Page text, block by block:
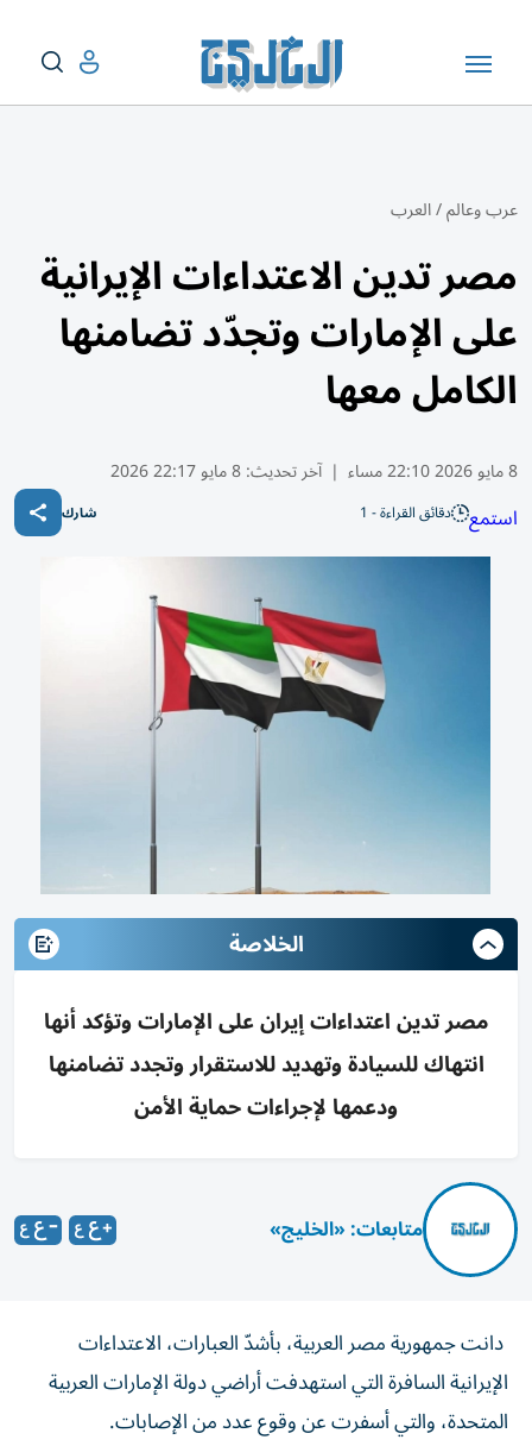
عرب وعالم/العرب
مصر تدين الاعتداءات الإيرانية
على الإمارات وتجدّد تضامنها
الكامل معها
8 مايو 2026 22:10 مساء | آخر تحديث:8 مايو 22:17 2026
استمع دقائق القراءة - 1 شارك
الخلاصة
مصر تدين اعتداءات إيران على الإمارات وتؤكد أنها
انتهاك للسيادة وتهديد للاستقرار وتجدد تضامنها
ودعمها لإجراءات حماية الأمن
متابعات: «الخليج»
دانت جمهورية مصر العربية، بأشدّ العبارات، الاعتداءات
الإيرانية السافرة التي استهدفت أراضي دولة الإمارات العربية
المتحدة، والتي أسفرت عن وقوع عدد من الإصابات.